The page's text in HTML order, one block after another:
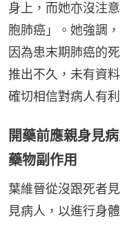
身上，而她亦沒注
胞肺癌」。她強調
因為患末期肺癌的
推出不久，未有資
確切相信對病人有
開藥前應親身見
藥物副作用
葉維晉從沒跟死者
見病人，以進行身